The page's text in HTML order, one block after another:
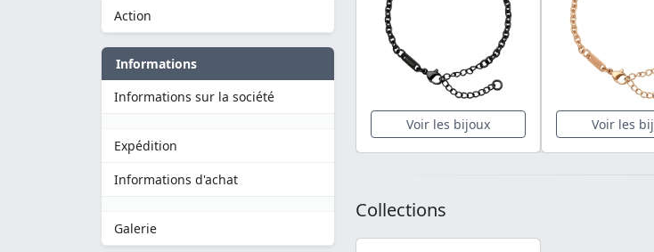
Action
Informations
Informations sur la société
Expédition
Informations d'achat
Galerie
Voir les bijoux Voir les
Collections